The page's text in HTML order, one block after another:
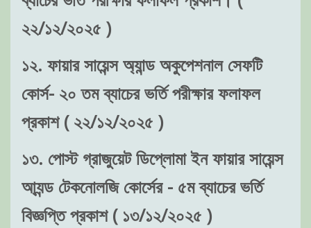
২২/১২/২০২৫ )
১২. ফায়ার সায়েন্স অ্যান্ড অকুপেশনাল সেফটি
কোর্স- ২০ তম ব্যাচের ভর্তি পরীক্ষার ফলাফল
প্রকাশ ( ২২/১২/২০২৫ )
১৩. পোস্ট গ্রাজুয়েট ডিপ্লোমা ইন ফায়ার সায়েন্স
আ্যন্ড টেকনোলজি কোর্সের - ৫ম ব্যাচের ভর্তি
বিজ্ঞপ্তি প্রকাশ ( ১৩/১২/২০২৫ )